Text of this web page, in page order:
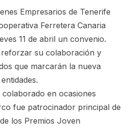
Empresarios de Tenerife
Ferretera Canaria
11 de abril un convenio.
su colaboración y
que marcarán la nueva
en ocasiones
fue patrocinador principal de
los Premios Joven